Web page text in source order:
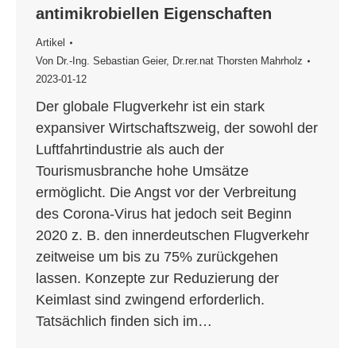
antimikrobiellen Eigenschaften
Artikel
Von Dr.-­Ing. Sebastian Geier, Dr.rer.nat Thorsten Mahrholz
2023-01-12
Der globale Flugverkehr ist ein stark
expansiver Wirtschaftszweig, der sowohl der
Luftfahrtindustrie als auch der
Tourismusbranche hohe Umsätze
ermöglicht. Die Angst vor der Verbreitung
des Corona-Virus hat jedoch seit Beginn
2020 z. B. den innerdeutschen Flugverkehr
zeitweise um bis zu 75% zurückgehen
lassen. Konzepte zur Reduzierung der
Keimlast sind zwingend erforderlich.
Tatsächlich finden sich im…